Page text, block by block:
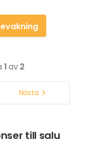
1av2
Nästa
till salu